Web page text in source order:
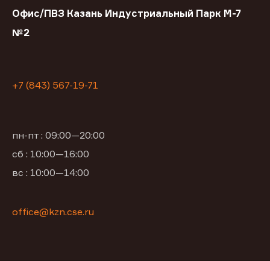
Офис/ПВЗ Казань Индустриальный Парк М-7
№2
+7 (843) 567-19-71
пн-пт : 09:00—20:00
сб : 10:00—16:00
вс : 10:00—14:00
office@kzn.cse.ru